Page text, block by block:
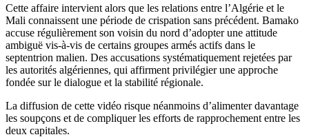
Cette affaire intervient alors que les relations entre l’Algérie et le
Mali connaissent une période de crispation sans précédent. Bamako
accuse régulièrement son voisin du nord d’adopter une attitude
ambiguë vis-à-vis de certains groupes armés actifs dans le
septentrion malien. Des accusations systématiquement rejetées par
les autorités algériennes, qui affirment privilégier une approche
fondée sur le dialogue et la stabilité régionale.
La diffusion de cette vidéo risque néanmoins d’alimenter davantage
les soupçons et de compliquer les efforts de rapprochement entre les
deux capitales.